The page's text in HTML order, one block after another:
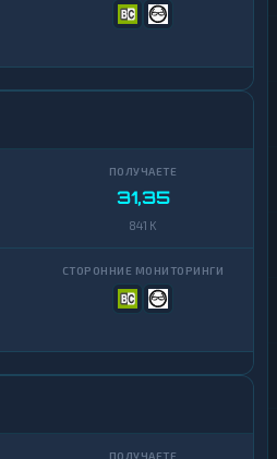
31,35
841 K